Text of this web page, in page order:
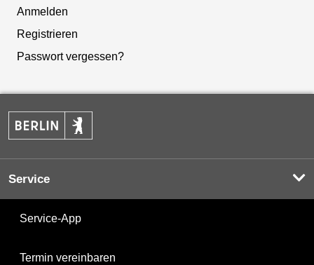
Anmelden
Registrieren
Passwort vergessen?
Service
Service-App
Termin vereinbaren